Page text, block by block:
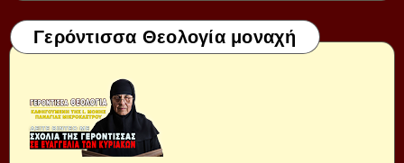
Γερόντισσα Θεολογία μοναχή